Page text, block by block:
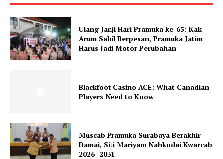
Ulang Janji Hari Pramuka ke-65: Kak
Arum Sabil Berpesan, Pramuka Jatim
Harus Jadi Motor Perubahan
Blackfoot Casino ACE: What Canadian
Players Need to Know
Muscab Pramuka Surabaya Berakhir
Damai, Siti Mariyam Nahkodai Kwarcab
2026–2031